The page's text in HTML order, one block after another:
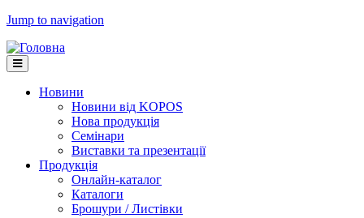
Jump to navigation
Новини
Новини від KOPOS
Нова продукція
Семінари
Виставки та презентації
Продукція
Онлайн-каталог
Каталоги
Брошури / Листівки